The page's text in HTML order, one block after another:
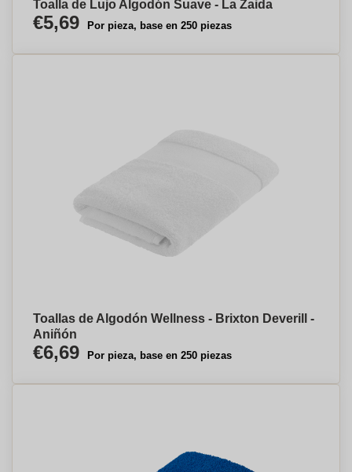
Toalla de Lujo Algodón Suave - La Zaida
€5,69 Por pieza, base en 250 piezas
Toallas de Algodón Wellness - Brixton Deverill -
Aniñón
€6,69 Por pieza, base en 250 piezas